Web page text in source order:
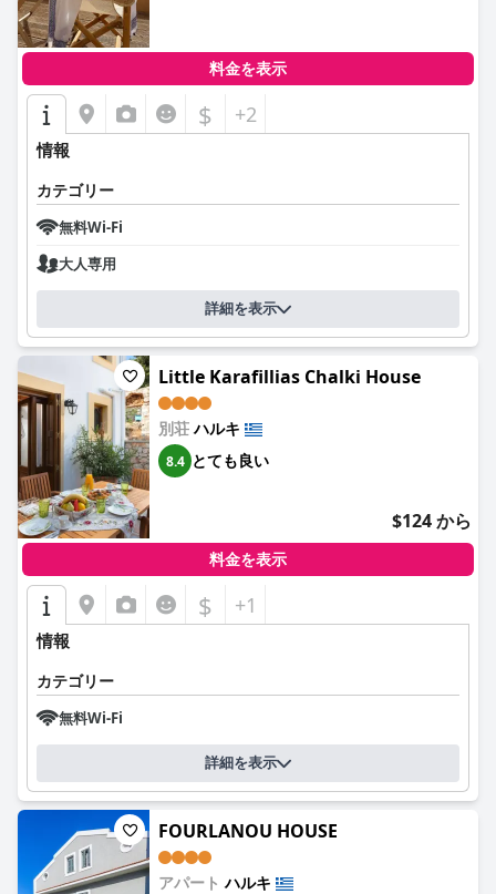
料金を表示
$ +2
情報
カテゴリー
無料Wi-Fi
大人専用
詳細を表示
Little Karafillias Chalki House
別荘ハルキ
8.4 とても良い
$124 から
料金を表示
$ +1
情報
カテゴリー
無料Wi-Fi
詳細を表示
FOURLANOU HOUSE
アパートハルキ